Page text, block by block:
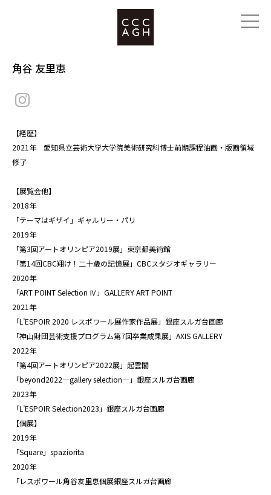
角谷 友里恵
【経歴】
2021年 愛知県立芸術大学大学院美術研究科博士前期課程油画・版画領域
修了
【展覧会他】
2018年
「テーマはギザイ」ギャルリー・パリ
2019年
「第3回アートオリンピア2019展」東京都美術館
「第14回CBC翔け！二十歳の記憶展」CBCスタジオギャラリー
2020年
「ART POINT Selection Ⅳ」GALLERY ART POINT
2021年
「L’ESPOIR 2020 レスポワール展作家作品展」銀座スルガ台画廊
「神山財団芸術支援プログラム第7回卒業成果展」AXIS GALLERY
2022年
「第4回アートオリンピア2022展」起雲閣
「beyond2022―gallery selection―」銀座スルガ台画廊
2023年
「L’ESPOIR Selection2023」銀座スルガ台画廊
【個展】
2019年
「Square」spaziorita
2020年
「レスポワール角谷友里恵個展銀座スルガ台画廊